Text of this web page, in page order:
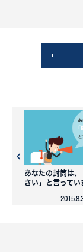
あなたの封筒は
さい」と言ってい